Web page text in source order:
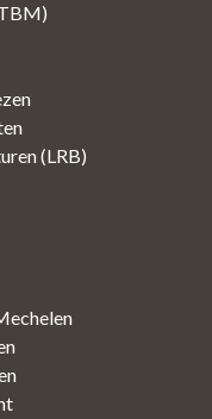
(LRB)